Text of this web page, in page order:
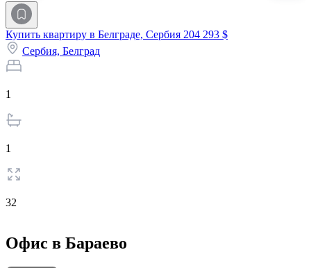
Купить квартиру в Белграде, Сербия 204 293 $
Сербия, Белград
1
1
32
Офис в Бараево